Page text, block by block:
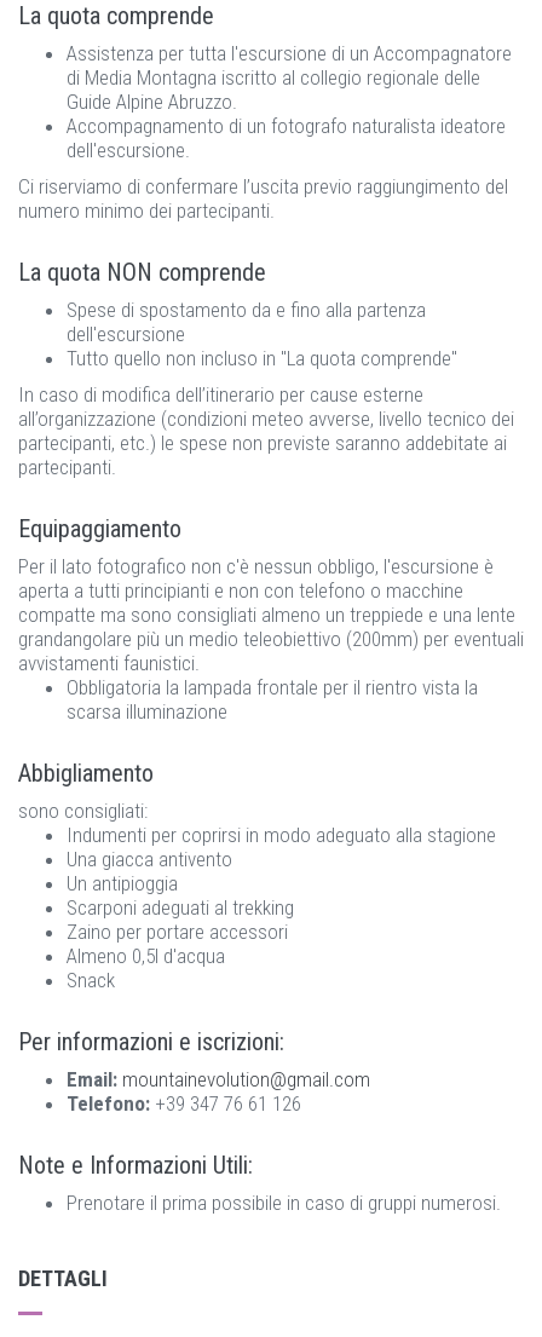
La quota comprende
Assistenza per tutta l'escursione di un Accompagnatore
di Media Montagna iscritto al collegio regionale delle
Guide Alpine Abruzzo.
Accompagnamento di un fotografo naturalista ideatore
dell'escursione.
Ci riserviamo di confermare l’uscita previo raggiungimento del
numero minimo dei partecipanti.
La quota NON comprende
Spese di spostamento da e fino alla partenza
dell'escursione
Tutto quello non incluso in "La quota comprende"
In caso di modifica dell’itinerario per cause esterne
all’organizzazione (condizioni meteo avverse, livello tecnico dei
partecipanti, etc.) le spese non previste saranno addebitate ai
partecipanti.
Equipaggiamento
Per il lato fotografico non c'è nessun obbligo, l'escursione è
aperta a tutti principianti e non con telefono o macchine
compatte ma sono consigliati almeno un treppiede e una lente
grandangolare più un medio teleobiettivo (200mm) per eventuali
avvistamenti faunistici.
Obbligatoria la lampada frontale per il rientro vista la
scarsa illuminazione
Abbigliamento
sono consigliati:
Indumenti per coprirsi in modo adeguato alla stagione
Una giacca antivento
Un antipioggia
Scarponi adeguati al trekking
Zaino per portare accessori
Almeno 0,5l d'acqua
Snack
Per informazioni e iscrizioni:
Email: mountainevolution@gmail.com
Telefono: +39 347 76 61 126
Note e Informazioni Utili:
Prenotare il prima possibile in caso di gruppi numerosi.
DETTAGLI